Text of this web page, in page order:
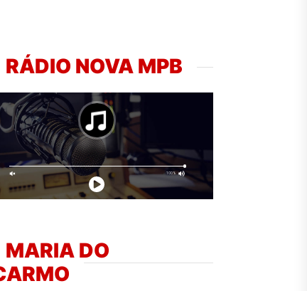
RÁDIO NOVA MPB
MARIA DO